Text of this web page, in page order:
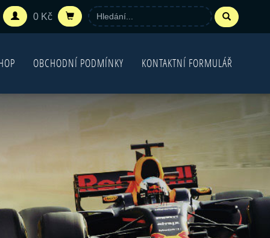
0 Kč
OBCHODNÍ PODMÍNKY KONTAKTNÍ FORMULÁŘ